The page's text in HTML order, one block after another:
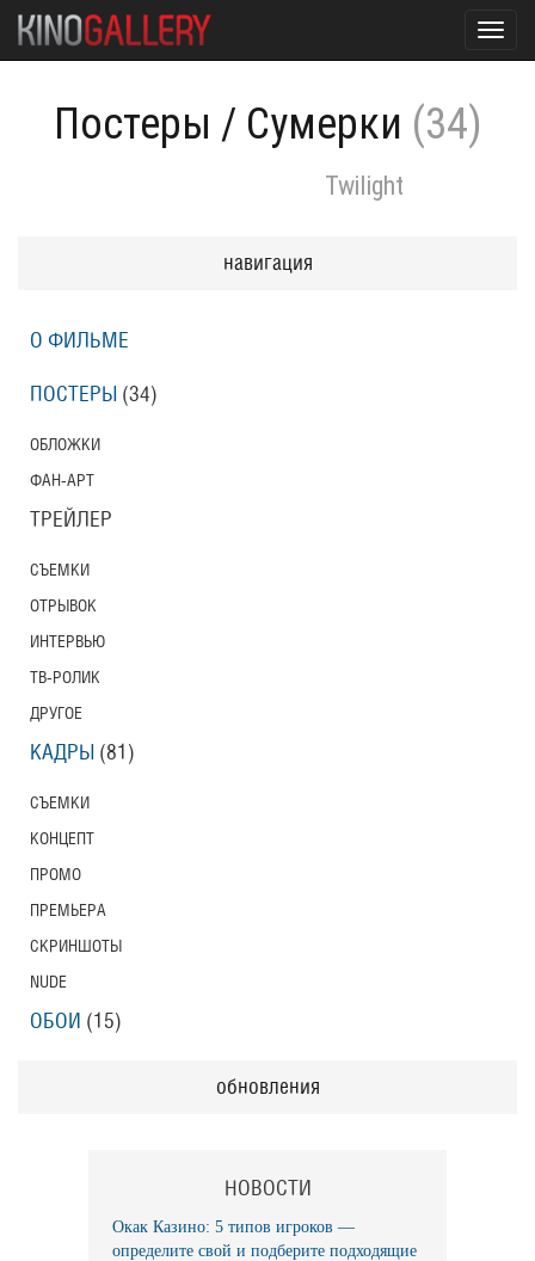
Постеры / Сумерки (34)
Twilight
навигация
О ФИЛЬМЕ
ПОСТЕРЫ (34)
ОБЛОЖКИ
ФАН-АРТ
ТРЕЙЛЕР
СЪЕМКИ
ОТРЫВОК
ИНТЕРВЬЮ
ТВ-РОЛИК
ДРУГОЕ
КАДРЫ (81)
СЪЕМКИ
КОНЦЕПТ
ПРОМО
ПРЕМЬЕРА
СКРИНШОТЫ
NUDE
ОБОИ (15)
обновления
НОВОСТИ
Окак Казино: 5 типов игроков —
определите свой и подберите подходящие